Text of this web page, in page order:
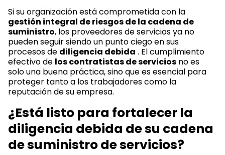
Si su organización está comprometida con la
gestión integral de riesgos de la cadena de
suministro, los proveedores de servicios ya no
pueden seguir siendo un punto ciego en sus
procesos de diligencia debida . El cumplimiento
efectivo de los contratistas de servicios no es
solo una buena práctica, sino que es esencial para
proteger tanto a los trabajadores como la
reputación de su empresa.
¿Está listo para fortalecer la
diligencia debida de su cadena
de suministro de servicios?